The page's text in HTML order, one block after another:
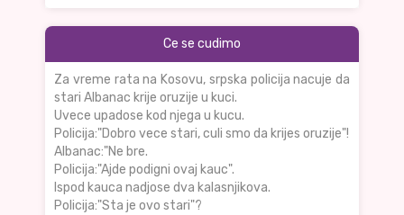
Ce se cudimo
Za vreme rata na Kosovu, srpska policija nacuje da
stari Albanac krije oruzije u kuci.
Uvece upadose kod njega u kucu.
Policija:"Dobro vece stari, culi smo da krijes oruzije"!
Albanac:"Ne bre.
Policija:"Ajde podigni ovaj kauc".
Ispod kauca nadjose dva kalasnjikova.
Policija:"Sta je ovo stari"?